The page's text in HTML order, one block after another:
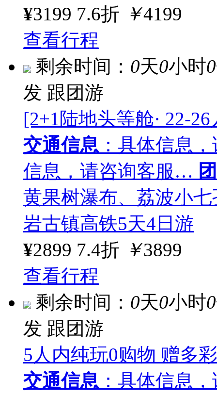
¥3199 7.6折 ￥4199
查看行程
剩余时间： 0天0小时0
发 跟团游
[2+1陆地头等舱· 22-
交通信息 ：具体信息
信息，请咨询客服…
黄果树瀑布、荔波小
岩古镇高铁5天4日游
¥2899 7.4折 ￥3899
查看行程
剩余时间： 0天0小时0
发 跟团游
5人内纯玩0购物 赠多
交通信息 ：具体信息